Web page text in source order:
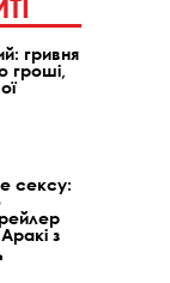
гривня
гроші,
сексу:
з